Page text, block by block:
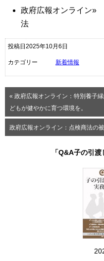
政府広報オンライン»
法
投稿日2025年10月6日
カテゴリー 新着情報
« 政府広報オンライン：特別養子
どもが健やかに育つ環境を。
政府広報オンライン：点検商法の
「Q&A子の引